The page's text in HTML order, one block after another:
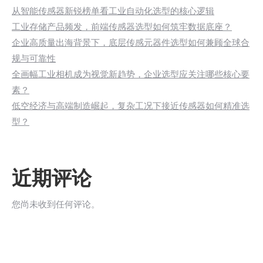
从智能传感器新锐榜单看工业自动化选型的核心逻辑
工业存储产品频发，前端传感器选型如何筑牢数据底座？
企业高质量出海背景下，底层传感元器件选型如何兼顾全球合
规与可靠性
全画幅工业相机成为视觉新趋势，企业选型应关注哪些核心要
素？
低空经济与高端制造崛起，复杂工况下接近传感器如何精准选
型？
近期评论
您尚未收到任何评论。